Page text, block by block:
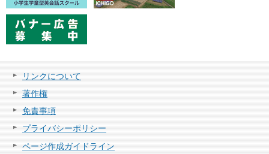
リンクについて
著作権
免責事項
プライバシーポリシー
ページ作成ガイドライン